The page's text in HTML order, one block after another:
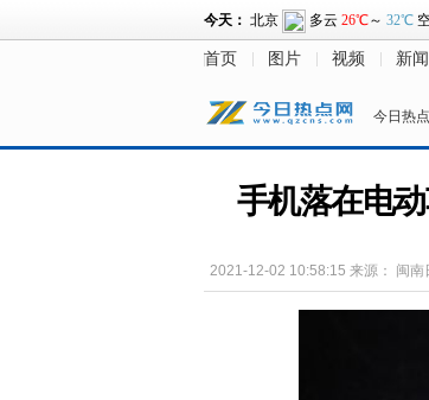
首页 图片 视频 新闻
今日热
手机落在电
2021-12-02 10:58:15 来源： 闽南